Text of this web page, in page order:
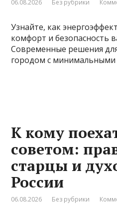
06.08.2026 Без рубрики
Узнайте, как
комфорт и безопасность
Современные решения
городом с минимальными
К кому
советом:
старцы и
России
06.08.2026 Без рубрики